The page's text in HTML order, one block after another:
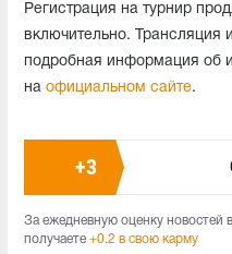
Регистрация на турнир
включительно. Трансляция
подробная информация об
на официальном сайте.
+3
За ежедневную оценку новостей
получаете +0.2 в свою карму